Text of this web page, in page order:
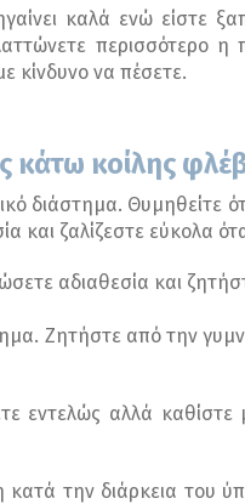
καλά ενώ είστε
περισσότερο
κίνδυνο να πέσετε.
κάτω κοίλης
διάστημα. Θυμηθείτε
και ζαλίζεστε εύκολα
αδιαθεσία και
Ζητήστε από την
εντελώς αλλά
την διάρκεια του